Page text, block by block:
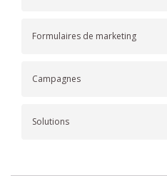
Formulaires de marketing
Campagnes
Solutions